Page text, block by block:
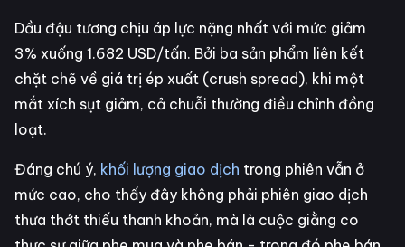
Dầu đậu tương chịu áp lực nặng nhất với mức giảm
3% xuống 1.682 USD/tấn. Bởi ba sản phẩm liên kết
chặt chẽ về giá trị ép xuất (crush spread), khi một
mắt xích sụt giảm, cả chuỗi thường điều chỉnh đồng
loạt.
Đáng chú ý, khối lượng giao dịch trong phiên vẫn ở
mức cao, cho thấy đây không phải phiên giao dịch
thưa thớt thiếu thanh khoản, mà là cuộc giằng co